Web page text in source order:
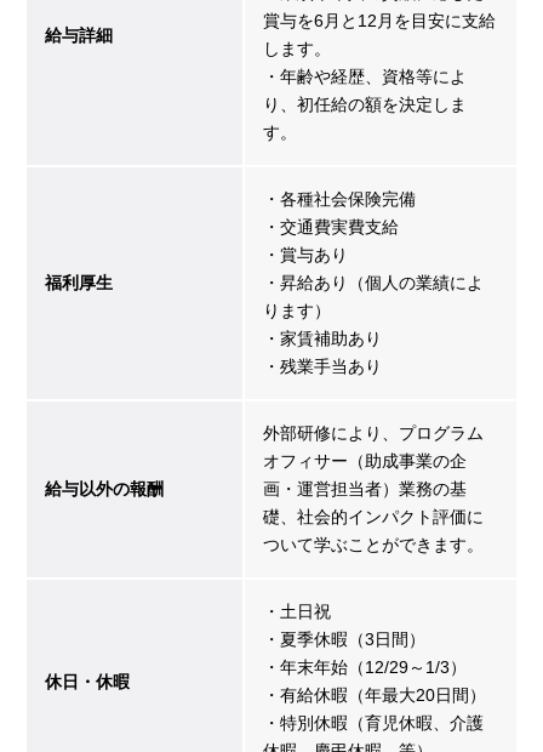
給与詳細
賞与を6月と12月を目安に支給
します。
・年齢や経歴、資格等によ
り、初任給の額を決定しま
す。
福利厚生
・各種社会保険完備
・交通費実費支給
・賞与あり
・昇給あり（個人の業績によ
ります）
・家賃補助あり
・残業手当あり
給与以外の報酬
外部研修により、プログラム
オフィサー（助成事業の企
画・運営担当者）業務の基
礎、社会的インパクト評価に
ついて学ぶことができます。
休日・休暇
・土日祝
・夏季休暇（3日間）
・年末年始（12/29～1/3）
・有給休暇（年最大20日間）
・特別休暇（育児休暇、介護